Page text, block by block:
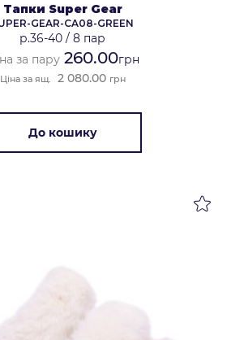
Тапки Super Gear
GEAR-CA08-GREEN
р.36-40 / 8 пар
за пару260.00грн
Ціна за ящ. 2 080.00 грн
До кошику